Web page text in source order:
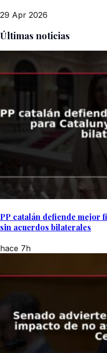
29 Apr 2026
Últimas noticias
PP catalán defiende mejor
sin acuerdos bilaterales
hace 7h